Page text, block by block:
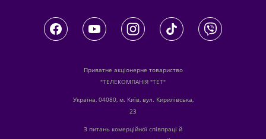
Приватне акціонерне товариство
"ТЕЛЕКОМПАНІЯ "ТЕТ"
Україна, 04080, м. Київ, вул. Кирилівська,
23
З питань комерційної співпраці й